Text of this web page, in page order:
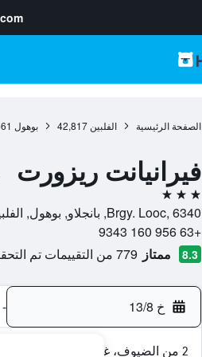
الصفحة الرئيسية الفلبين 42,817 بوهول
فيرانيانت ريزورت
3 نجوم
Brgy. Looc, 6340, بانجلاو, بوهول, الفلبين
+63 956 160 9343
8.3 ممتاز 779 من التقييمات تم التحقق منها
خ 13/8 -
2 من الضيوف، غرفة واحدة